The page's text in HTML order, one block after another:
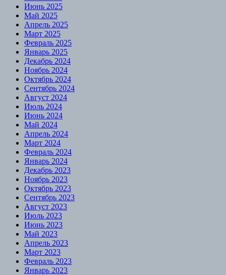
Июнь 2025
Май 2025
Апрель 2025
Март 2025
Февраль 2025
Январь 2025
Декабрь 2024
Ноябрь 2024
Октябрь 2024
Сентябрь 2024
Август 2024
Июль 2024
Июнь 2024
Май 2024
Апрель 2024
Март 2024
Февраль 2024
Январь 2024
Декабрь 2023
Ноябрь 2023
Октябрь 2023
Сентябрь 2023
Август 2023
Июль 2023
Июнь 2023
Май 2023
Апрель 2023
Март 2023
Февраль 2023
Январь 2023